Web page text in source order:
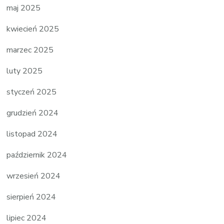
maj 2025
kwiecień 2025
marzec 2025
luty 2025
styczeń 2025
grudzień 2024
listopad 2024
październik 2024
wrzesień 2024
sierpień 2024
lipiec 2024